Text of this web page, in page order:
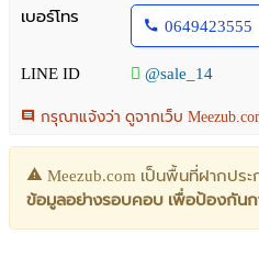
เบอร์โทร
0649423555
LINE ID @sale_14
กรุณาแจ้งว่า ดูจากเว็บ
Meezub.com เป็นพื้นที่ฝากประ
ข้อมูลอย่างรอบคอบ เพื่อป้องกัน